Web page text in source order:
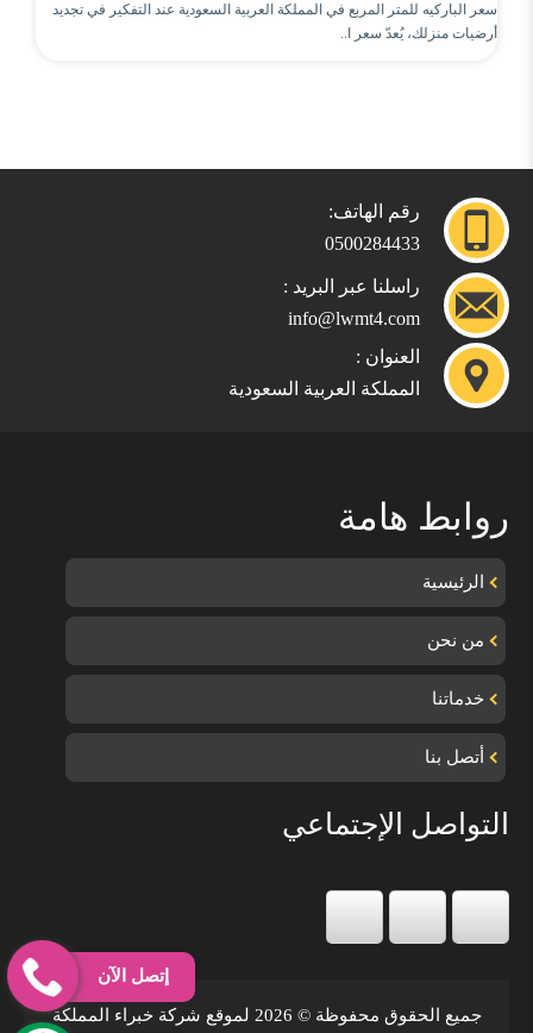
سعر الباركيه للمتر المربع في المملكة العربية السعودية عند التفكير في تجديد
أرضيات منزلك، يُعدّ سعر ا..
رقم الهاتف:
0500284433
راسلنا عبر البريد :
info@lwmt4.com
العنوان :
المملكة العربية السعودية
روابط هامة
الرئيسية
من نحن
خدماتنا
أتصل بنا
التواصل الإجتماعي
جميع الحقوق محفوظة © 2026 لموقع شركة خبراء المملكة
إتصل الآن